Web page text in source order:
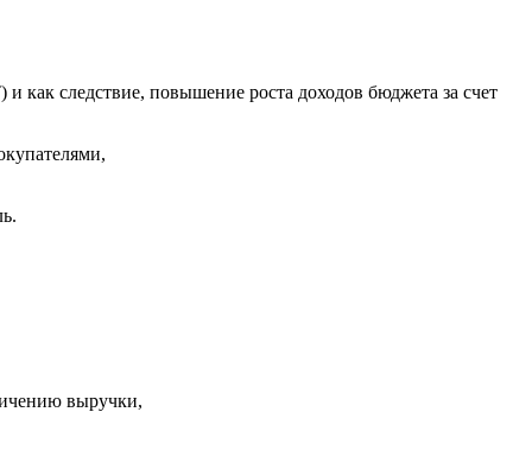
как следствие, повышение роста доходов бюджета за счет
выручки,